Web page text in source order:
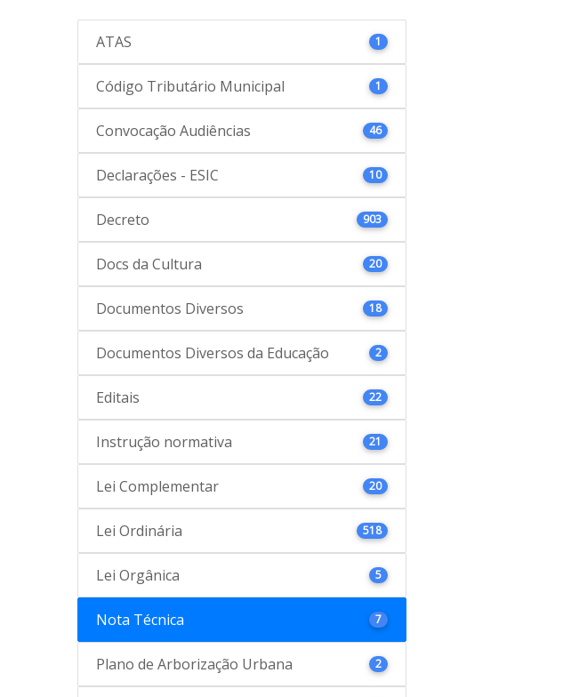
ATAS 1
Código Tributário Municipal 1
Convocação Audiências 46
Declarações - ESIC 10
Decreto 903
Docs da Cultura 20
Documentos Diversos 18
Documentos Diversos da Educação 2
Editais 22
Instrução normativa 21
Lei Complementar 20
Lei Ordinária 518
Lei Orgânica 5
Nota Técnica 7
Plano de Arborização Urbana 2